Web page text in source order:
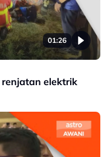
01:26
elektrik